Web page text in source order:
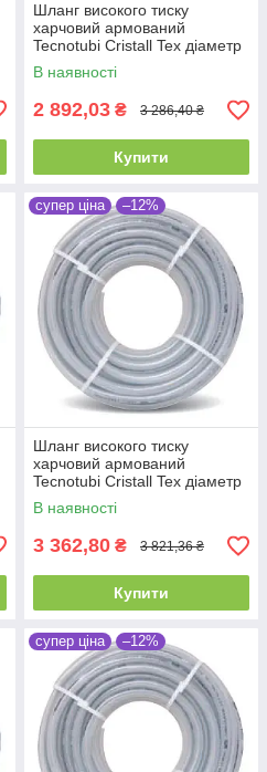
Шланг високого тиску
харчовий армований
Tecnotubi Cristall Tex діаметр
10 мм, довжина 50 м (CT 10)
В наявності
2 892,03 ₴ 3 286,40 ₴
Купити
супер ціна –12%
Шланг високого тиску
харчовий армований
Tecnotubi Cristall Tex діаметр
12 мм, довжина 50 м (CT 12)
В наявності
3 362,80 ₴ 3 821,36 ₴
Купити
супер ціна –12%